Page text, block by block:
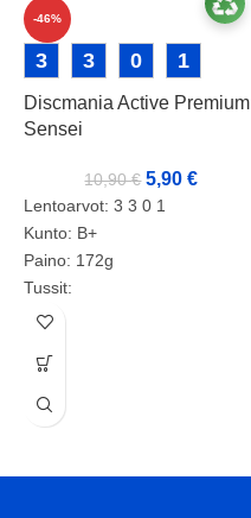
-46%
3 3 0 1
Discmania Active Premium
Sensei
10,90€ 5,90€
Lentoarvot: 3 3 0 1
Kunto: B+
Paino: 172g
Tussit: